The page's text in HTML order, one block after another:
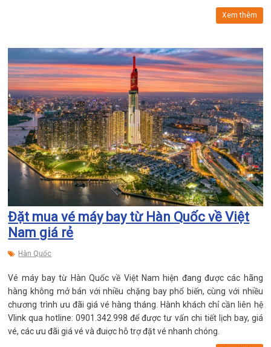
Xem thêm
Đặt mua vé máy bay từ Hàn Quốc về Việt
Nam giá rẻ
Hàn Quốc
Vé máy bay từ Hàn Quốc về Việt Nam hiện đang được các hãng
hàng không mở bán với nhiều chặng bay phổ biến, cùng với nhiều
chương trình ưu đãi giá vé hàng tháng. Hành khách chỉ cần liên hệ
Vlink qua hotline: 0901.342.998​ để được tư vấn chi tiết lịch bay, giá
vé, các ưu đãi giá vé và đuiợc hỗ trợ đặt vé nhanh chóng.